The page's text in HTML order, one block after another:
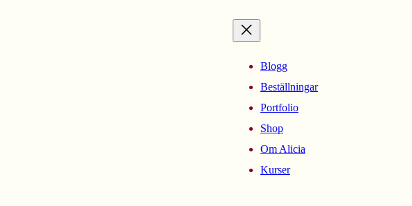
Blogg
Beställningar
Portfolio
Shop
Om Alicia
Kurser